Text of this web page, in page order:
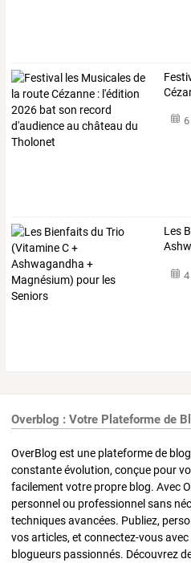
Les
Overblog : Votre Plateforme de
OverBlog est une plateforme de
constante évolution, conçue pour
facilement votre propre blog. Avec
personnel ou professionnel sans
techniques avancées. Publiez,
vos articles, et connectez-vous
blogueurs passionnés. Découvrez